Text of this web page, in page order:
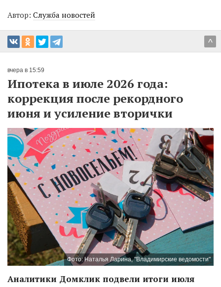
Автор: Служба новостей
^
вчера в 15:59
Ипотека в июле 2026 года:
коррекция после рекордного
июня и усиление вторички
Фото: Наталья Ларина, "Владимирские ведомости"
Аналитики Домклик подвели итоги июля